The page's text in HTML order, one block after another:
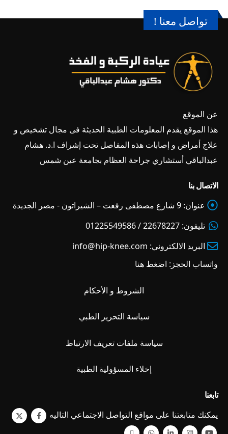
تواصل معنا !
عن الموقع
هذا الموقع يقدم المعلومات الطبية الحديثة فى مجال تشخيص و
علاج أمراض و إصابات هذه المفاصل تحت إشراف ا.د. هشام
عبدالباقي أستشاري جراحة العظام بجامعة عين شمس
الاتصال بنا
عنوان: 9 شارع مصطفى رفعت – الشيراتون - مصر الجديدة
تليفون: 22678227 / 01225549586
البريد الالكتروني: info@hip-knee.com
واتساب الحجز: اضغط هنا
الشروط و الأحكام
سياسة التحرير الطبي
سياسة ملفات تعريف الارتباط
إخلاء المسؤولية الطبية
تابعنا
يمكنك متابعتنا على مواقع التواصل الاجتماعي التاليه